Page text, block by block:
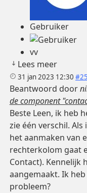
Gebruiker
vv
Lees meer
31 jan 2023 12:30
Beantwoord door
de component
Beste Leen, ik heb
zie één verschil.
het aanmaken van
rechterkolom gaat
Contact). Kennelijk
aangemaakt. Ik
probleem?